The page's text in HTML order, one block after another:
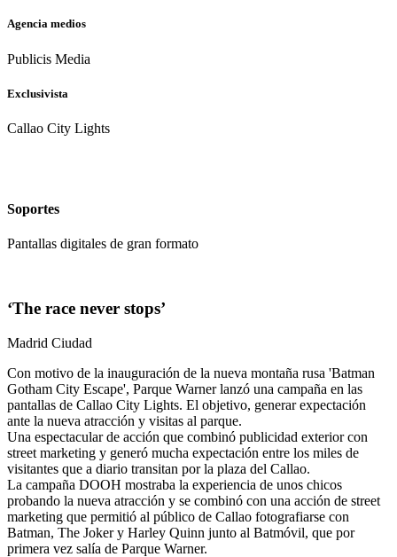
Agencia medios
Publicis Media
Exclusivista
Callao City Lights
Soportes
Pantallas digitales de gran formato
‘The race never stops’
Madrid Ciudad
Con motivo de la inauguración de la nueva montaña rusa 'Batman
Gotham City Escape', Parque Warner lanzó una campaña en las
pantallas de Callao City Lights. El objetivo, generar expectación
ante la nueva atracción y visitas al parque.
Una espectacular de acción que combinó publicidad exterior con
street marketing y generó mucha expectación entre los miles de
visitantes que a diario transitan por la plaza del Callao.
La campaña DOOH mostraba la experiencia de unos chicos
probando la nueva atracción y se combinó con una acción de street
marketing que permitió al público de Callao fotografiarse con
Batman, The Joker y Harley Quinn junto al Batmóvil, que por
primera vez salía de Parque Warner.